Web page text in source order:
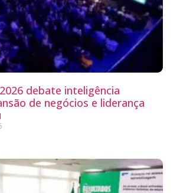
debate inteligência
de negócios e liderança